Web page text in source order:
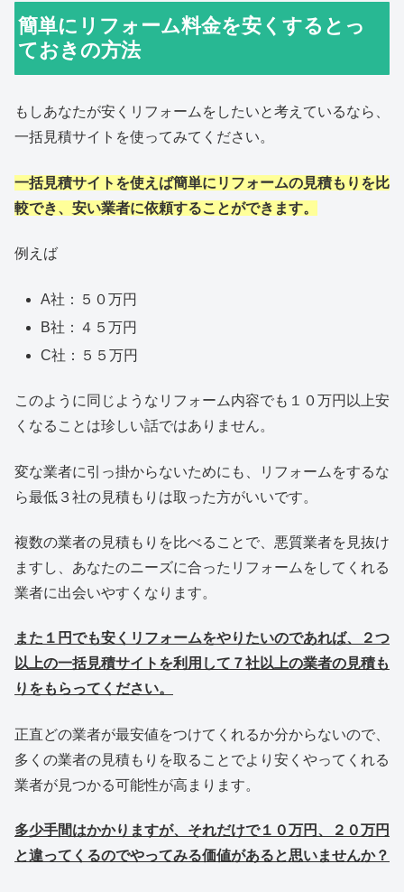
簡単にリフォーム料金を安くするとっ
ておきの方法
もしあなたが安くリフォームをしたいと考えているなら、
一括見積サイトを使ってみてください。
一括見積サイトを使えば簡単にリフォームの見積もりを比
較でき、安い業者に依頼することができます。
例えば
A社：５０万円
B社：４５万円
C社：５５万円
このように同じようなリフォーム内容でも１０万円以上安
くなることは珍しい話ではありません。
変な業者に引っ掛からないためにも、リフォームをするな
ら最低３社の見積もりは取った方がいいです。
複数の業者の見積もりを比べることで、悪質業者を見抜け
ますし、あなたのニーズに合ったリフォームをしてくれる
業者に出会いやすくなります。
また１円でも安くリフォームをやりたいのであれば、２つ
以上の一括見積サイトを利用して７社以上の業者の見積も
りをもらってください。
正直どの業者が最安値をつけてくれるか分からないので、
多くの業者の見積もりを取ることでより安くやってくれる
業者が見つかる可能性が高まります。
多少手間はかかりますが、それだけで１０万円、２０万円
と違ってくるのでやってみる価値があると思いませんか？